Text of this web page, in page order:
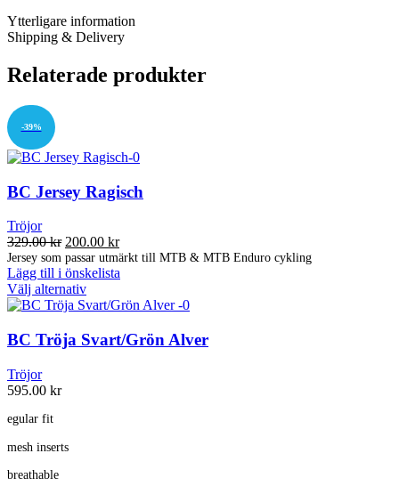
Ytterligare information
Shipping & Delivery
Relaterade produkter
-39%
BC Jersey Ragisch
Tröjor
329.00kr Det
ursprungliga
priset
var:
329.00 kr.
200.00 krDet
nuvarande
priset
200.00 kr.
Jersey som passar utmärkt till MTB & MTB Enduro cykling
Lägg till i önskelista
Välj alternativDen
här
har
flera
BC Tröja Svart/Grön Alver
Tröjor
595.00 kr
egular fit
mesh inserts
breathable